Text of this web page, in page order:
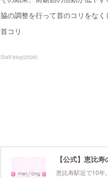
脇の調整を行って首のコリをな
首コリ
Staff blog(2508)
【公式】恵比
恵比寿駅近で10年